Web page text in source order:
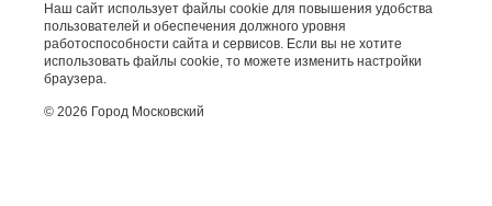
Наш сайт использует файлы cookie для повышения удобства
пользователей и обеспечения должного уровня
работоспособности сайта и сервисов. Если вы не хотите
использовать файлы cookie, то можете изменить настройки
браузера.
© 2026 Город Московский